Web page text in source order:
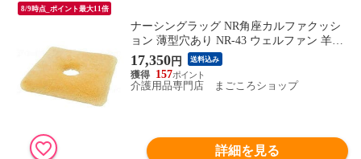
8/9時点_ポイント最大11倍
ナーシングラッグ NR角座カルファクッシ
ョン 薄型穴あり NR-43 ウェルファン 羊毛
車椅子 車いす クッション 体圧分散 介護
介護用品
17,350円 送料込み
157
介護用品専門店 まごころショップ
詳細を見る